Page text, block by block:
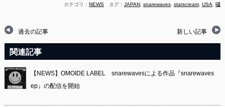
カテゴリ：NEWS タグ：JAPAN ,snarewaves ,starscream ,USA ,嘯
過去の記事 新しい記事
関連記事
【NEWS】OMOIDE LABEL snarewavesによる作品『snarewaves
ep』の配信を開始